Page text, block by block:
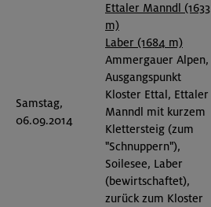
Samstag,
06.09.2014
Ettaler Manndl (1633
m)
Laber (1684 m)
Ammergauer Alpen,
Ausgangspunkt
Kloster Ettal, Ettaler
Manndl mit kurzem
Klettersteig (zum
"Schnuppern"),
Soilesee, Laber
(bewirtschaftet),
zurück zum Kloster